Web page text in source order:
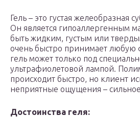
Гель – это густая желеобразная
Он является гипоаллергенным
быть жидким, густым или
очень быстро принимает любую
гель может только под
ультрафиолетовой лампой.
происходит быстро, но клиент
неприятные ощущения –
Достоинства геля: